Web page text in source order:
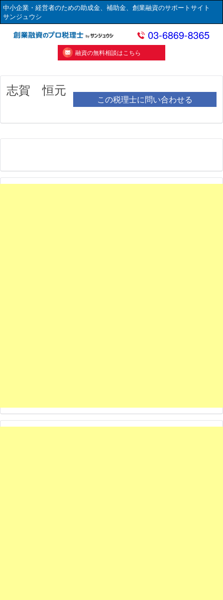
中小企業・経営者のための助成金、補助金、創業融資のサポートサイト
サンジュウシ
03-6869-8365
融資の無料相談はこちら
志賀 恒元
この税理士に問い合わせる